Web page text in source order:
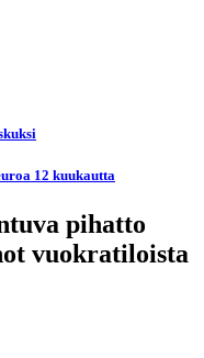
12 kuukautta
pihatto
vuokratiloista